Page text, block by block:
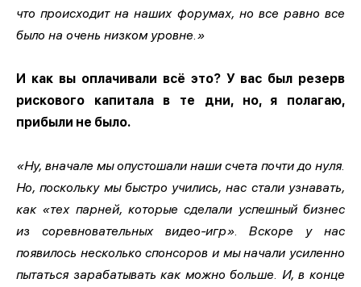
что происходит на наших форумах, но все равно все
было на очень низком уровне.»
И как вы оплачивали всё это? У вас был резерв
рискового капитала в те дни, но, я полагаю,
прибыли не было.
«Ну, вначале мы опустошали наши счета почти до нуля.
Но, поскольку мы быстро учились, нас стали узнавать,
как «тех парней, которые сделали успешный бизнес
из соревновательных видео-игр». Вскоре у нас
появилось несколько спонсоров и мы начали усиленно
пытаться зарабатывать как можно больше. И, в конце